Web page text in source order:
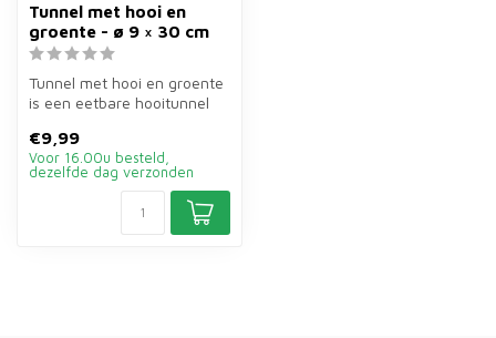
Tunnel met hooi en
groente - ø 9 × 30 cm
Tunnel met hooi en groente
is een eetbare hooitunnel
vo...
€9,99
Voor 16.00u besteld,
dezelfde dag verzonden